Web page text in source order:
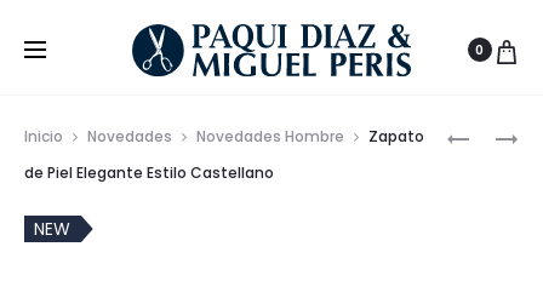
0
VESTIDO
ZAPATO
Inicio Novedades Novedades Hombre
Zapato
de Piel Elegante Estilo Castellano
NEW